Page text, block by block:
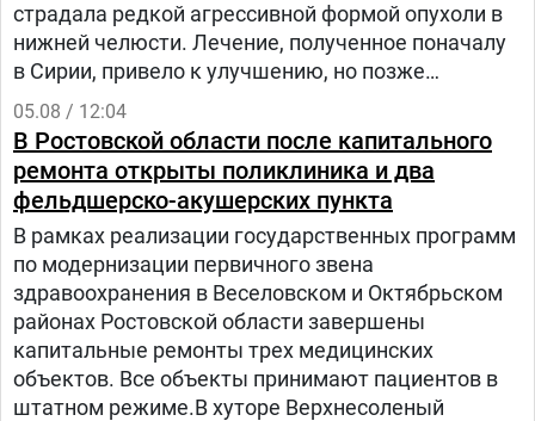
страдала редкой агрессивной формой опухоли в
нижней челюсти. Лечение, полученное поначалу
в Сирии, привело к улучшению, но позже
произошел рецидив болезни. Нур попала на
лечение в «Шибу» в рамках гуманитарного
проекта «Шевет-ахим» («Кровные братья).
05.08 / 12:04
В Ростовской области после капитального
ремонта открыты поликлиника и два
фельдшерско-акушерских пункта
В рамках реализации государственных программ
по модернизации первичного звена
здравоохранения в Веселовском и Октябрьском
районах Ростовской области завершены
капитальные ремонты трех медицинских
объектов. Все объекты принимают пациентов в
штатном режиме.В хуторе Верхнесоленый